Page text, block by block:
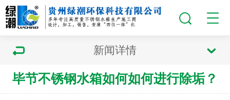
新闻详情
毕节不锈钢水箱如何如何进行除垢？